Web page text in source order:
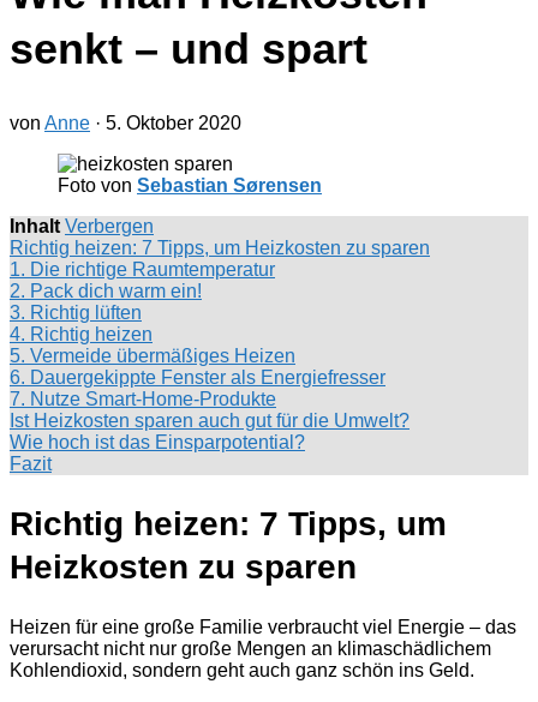
senkt – und spart
von Anne · 5. Oktober 2020
Foto von Sebastian Sørensen
Inhalt Verbergen
Richtig heizen: 7 Tipps, um Heizkosten zu sparen
1. Die richtige Raumtemperatur
2. Pack dich warm ein!
3. Richtig lüften
4. Richtig heizen
5. Vermeide übermäßiges Heizen
6. Dauergekippte Fenster als Energiefresser
7. Nutze Smart-Home-Produkte
Ist Heizkosten sparen auch gut für die Umwelt?
Wie hoch ist das Einsparpotential?
Fazit
Richtig heizen: 7 Tipps, um
Heizkosten zu sparen
Heizen für eine große Familie verbraucht viel Energie – das
verursacht nicht nur große Mengen an klimaschädlichem
Kohlendioxid, sondern geht auch ganz schön ins Geld.